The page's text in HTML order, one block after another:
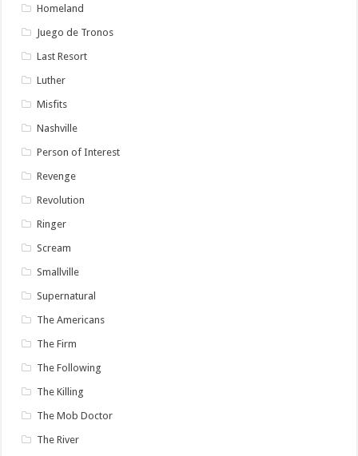
Homeland
Juego de Tronos
Last Resort
Luther
Misfits
Nashville
Person of Interest
Revenge
Revolution
Ringer
Scream
Smallville
Supernatural
The Americans
The Firm
The Following
The Killing
The Mob Doctor
The River